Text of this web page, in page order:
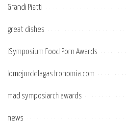
Grandi Piatti
great dishes
iSymposium Food Porn Awards
lomejordelagastronomia.com
mad symposiarch awards
news